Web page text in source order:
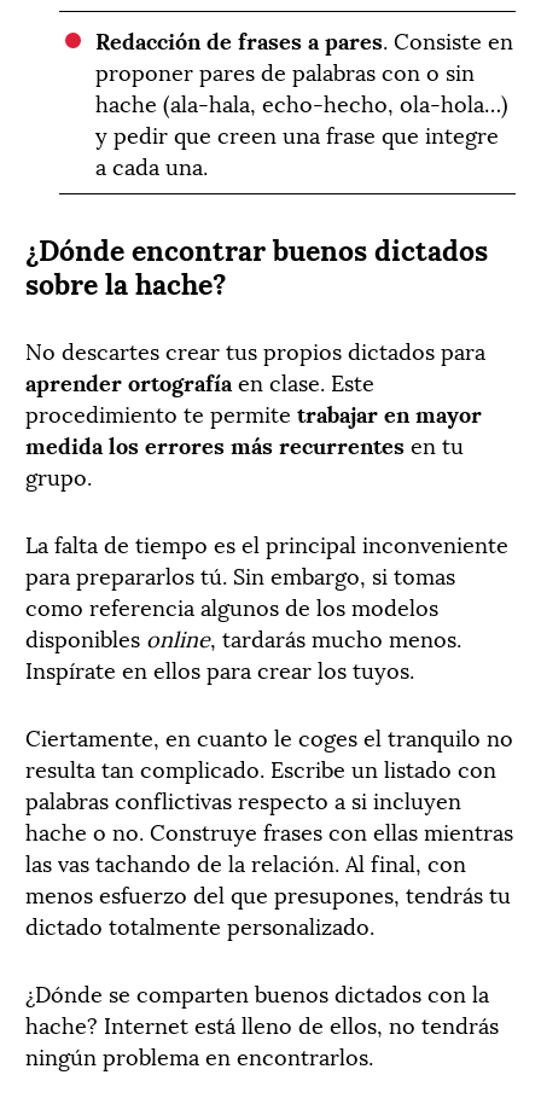
Redacción de frases a pares. Consiste en
proponer pares de palabras con o sin
hache (ala-hala, echo-hecho, ola-hola…)
y pedir que creen una frase que integre
a cada una.
¿Dónde encontrar buenos dictados
sobre la hache?
No descartes crear tus propios dictados para
aprender ortografía en clase. Este
procedimiento te permite trabajar en mayor
medida los errores más recurrentesen tu
grupo.
La falta de tiempo es el principal inconveniente
para prepararlos tú. Sin embargo, si tomas
como referencia algunos de los modelos
disponibles online, tardarás mucho menos.
Inspírate en ellos para crear los tuyos.
Ciertamente, en cuanto le coges el tranquilo no
resulta tan complicado. Escribe un listado con
palabras conflictivas respecto a si incluyen
hache o no. Construye frases con ellas mientras
las vas tachando de la relación. Al final, con
menos esfuerzo del que presupones, tendrás tu
dictado totalmente personalizado.
¿Dónde se comparten buenos dictados con la
hache? Internet está lleno de ellos, no tendrás
ningún problema en encontrarlos.